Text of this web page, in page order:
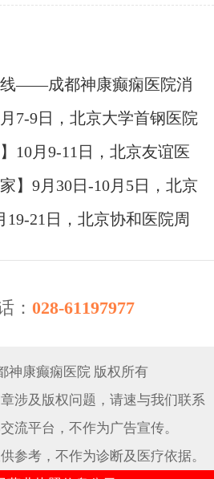
——成都神康癫痫医院消
月7-9日，北京大学首钢医院
临成都会诊，破解癫痫疑难
10月9-11日，北京友谊医
+治疗援助，破解癫痫难
】9月30日-10月5日，北京
家蓉城亲诊+癫痫大额救
19-21日，北京协和医院周
： 028-61197977
神康癫痫医院 版权所有
涉及版权问题，请速与我们联系
流平台，不作为广告宣传。
参考，不作为诊断及医疗依据。